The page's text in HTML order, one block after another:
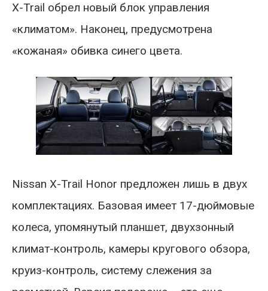
X-Trail обрел новый блок управления
«климатом». Наконец, предусмотрена
«кожаная» обивка синего цвета.
Nissan X-Trail Honor предложен лишь в двух
комплектациях. Базовая имеет 17-дюймовые
колеса, упомянутый планшет, двухзонный
климат-контроль, камеры кругового обзора,
круиз-контроль, систему слежения за